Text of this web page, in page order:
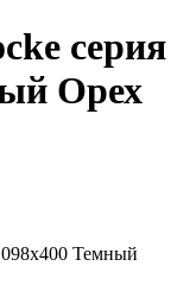
серия
Орех
Темный